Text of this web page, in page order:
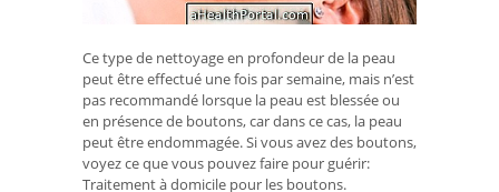
Ce type de nettoyage en profondeur de la peau
peut être effectué une fois par semaine, mais n’est
pas recommandé lorsque la peau est blessée ou
en présence de boutons, car dans ce cas, la peau
peut être endommagée. Si vous avez des boutons,
voyez ce que vous pouvez faire pour guérir:
Traitement à domicile pour les boutons.